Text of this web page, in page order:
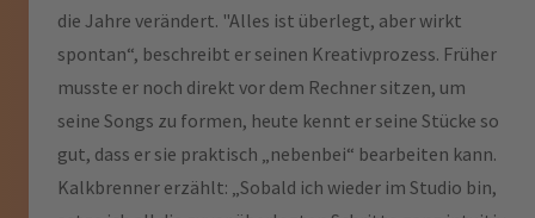
die Jahre verändert. "Alles ist überlegt, aber wirkt
spontan“, beschreibt er seinen Kreativprozess. Früher
musste er noch direkt vor dem Rechner sitzen, um
seine Songs zu formen, heute kennt er seine Stücke so
gut, dass er sie praktisch „nebenbei“ bearbeiten kann.
Kalkbrenner erzählt: „Sobald ich wieder im Studio bin,